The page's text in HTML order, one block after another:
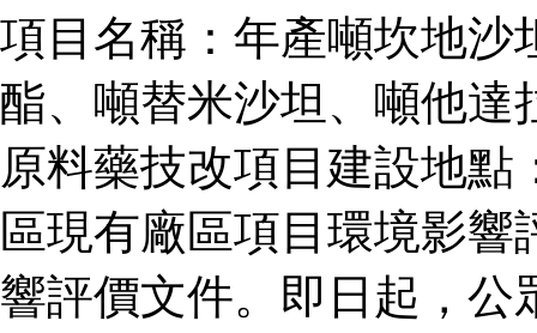
項目名稱：年產噸坎地沙
酯、噸替米沙坦、噸他達
原料藥技改項目建設地
區現有廠區項目環境影
響評價文件。即日起，公